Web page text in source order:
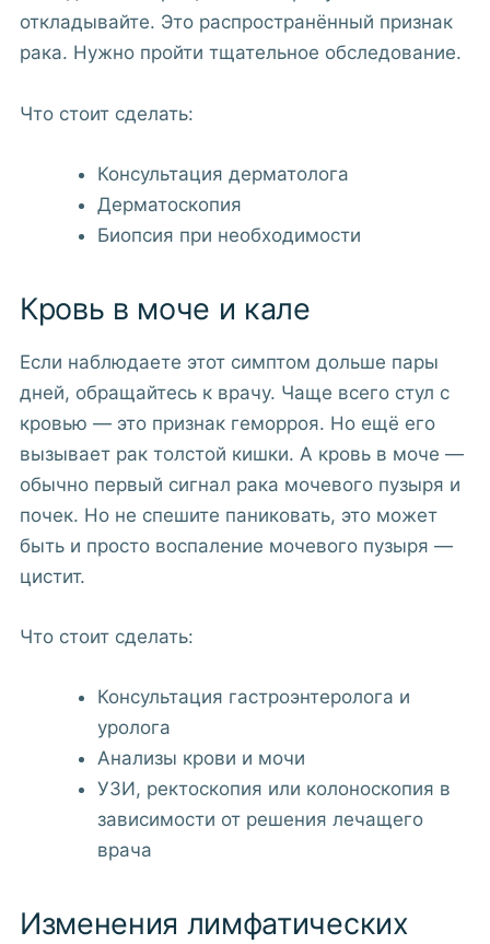
откладывайте. Это распространённый признак
рака. Нужно пройти тщательное обследование.
Что стоит сделать:
Консультация дерматолога
Дерматоскопия
Биопсия при необходимости
Кровь в моче и кале
Если наблюдаете этот симптом дольше пары
дней, обращайтесь к врачу. Чаще всего стул с
кровью — это признак геморроя. Но ещё его
вызывает рак толстой кишки. А кровь в моче —
обычно первый сигнал рака мочевого пузыря и
почек. Но не спешите паниковать, это может
быть и просто воспаление мочевого пузыря —
цистит.
Что стоит сделать:
Консультация гастроэнтеролога и
уролога
Анализы крови и мочи
УЗИ, ректоскопия или колоноскопия в
зависимости от решения лечащего
врача
Изменения лимфатических